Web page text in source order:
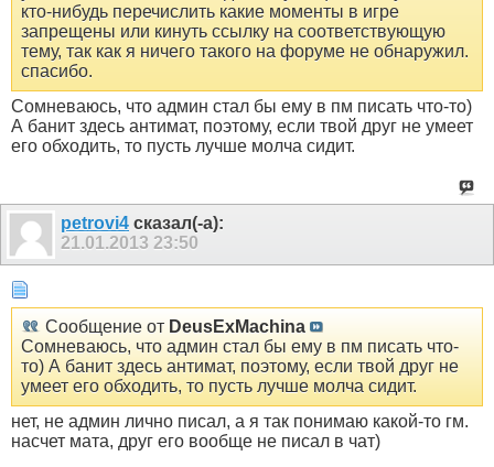
кто-нибудь перечислить какие моменты в игре
запрещены или кинуть ссылку на соответствующую
тему, так как я ничего такого на форуме не обнаружил.
спасибо.
Сомневаюсь, что админ стал бы ему в пм писать что-то)
А банит здесь антимат, поэтому, если твой друг не умеет
его обходить, то пусть лучше молча сидит.
petrovi4 сказал(-а):
21.01.2013 23:50
Сообщение от DeusExMachina
Сомневаюсь, что админ стал бы ему в пм писать что-
то) А банит здесь антимат, поэтому, если твой друг не
умеет его обходить, то пусть лучше молча сидит.
нет, не админ лично писал, а я так понимаю какой-то гм.
насчет мата, друг его вообще не писал в чат)